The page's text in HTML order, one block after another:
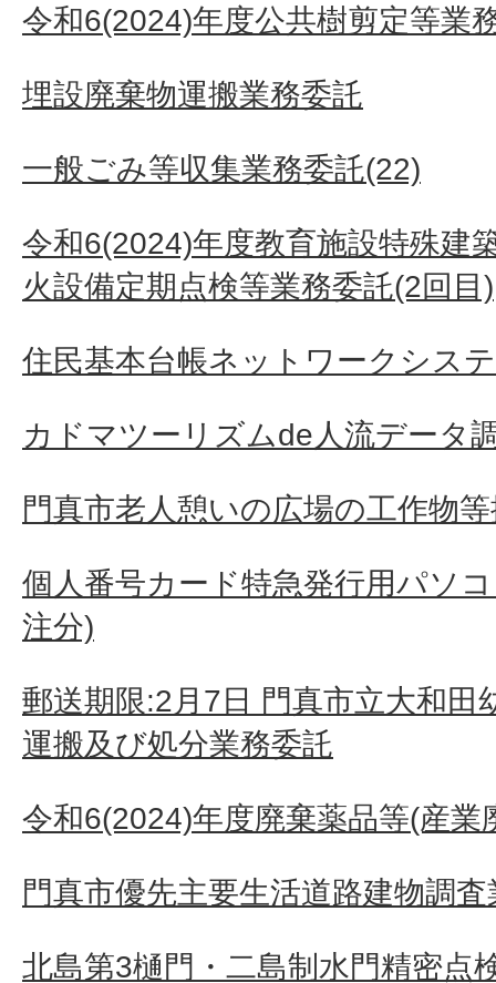
令和6(2024)年度公共樹剪定等業
埋設廃棄物運搬業務委託
一般ごみ等収集業務委託(22)
令和6(2024)年度教育施設特殊建
火設備定期点検等業務委託(2回目)
住民基本台帳ネットワークシス
カドマツーリズムde人流データ
門真市老人憩いの広場の工作物
個人番号カード特急発行用パソ
注分)
郵送期限:2月7日 門真市立大和田
運搬及び処分業務委託
令和6(2024)年度廃棄薬品等(産業
門真市優先主要生活道路建物調
北島第3樋門・二島制水門精密点